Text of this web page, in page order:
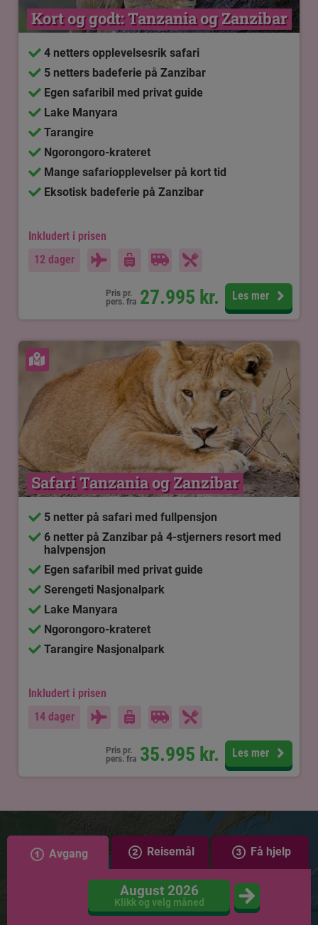
Kort og godt: Tanzania og Zanzibar
4 netters opplevelsesrik safari
5 netters badeferie på Zanzibar
Egen safaribil med privat guide
Lake Manyara
Tarangire
Ngorongoro-krateret
Mange safariopplevelser på kort tid
Eksotisk badeferie på Zanzibar
Inkludert i prisen
12 dager
Pris pr.
pers. fra 27.995 kr. Les mer
Safari Tanzania og Zanzibar
5 netter på safari med fullpensjon
6 netter på Zanzibar på 4-stjerners resort med
halvpensjon
Egen safaribil med privat guide
Serengeti Nasjonalpark
Lake Manyara
Ngorongoro-krateret
Tarangire Nasjonalpark
Inkludert i prisen
14 dager
Pris pr.
pers. fra 35.995 kr. Les mer
Avgang Reisemål Få hjelp
August 2026
Klikk og velg måned